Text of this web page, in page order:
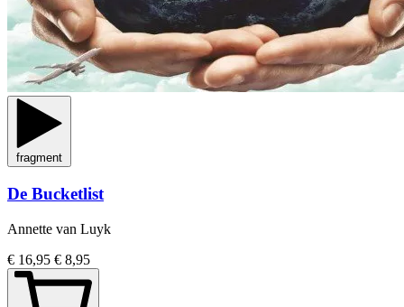
fragment
De Bucketlist
Annette van Luyk
€ 16,95 € 8,95